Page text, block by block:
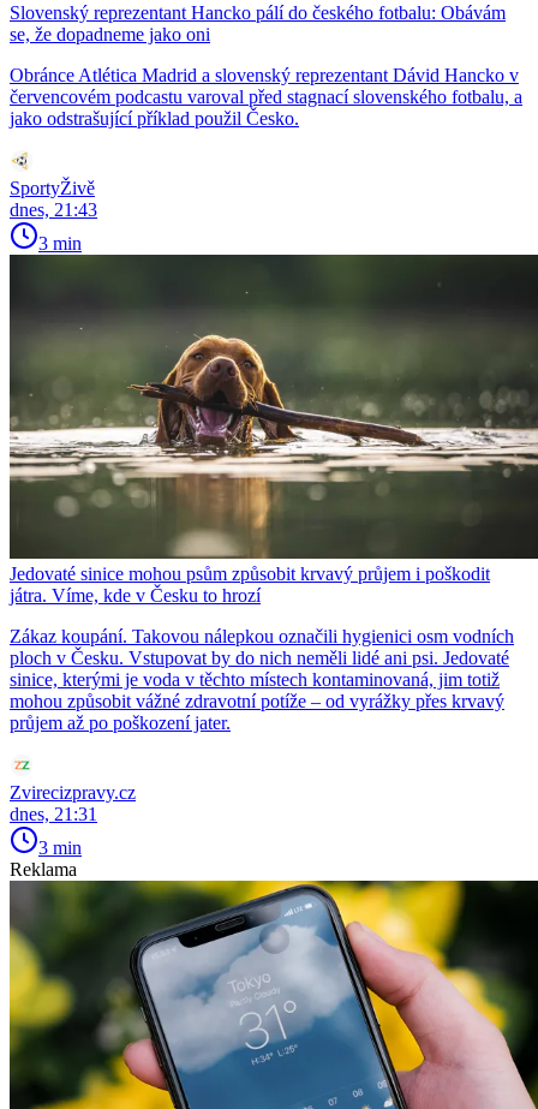
Slovenský reprezentant Hancko pálí do českého fotbalu: Obávám
se, že dopadneme jako oni
Obránce Atlética Madrid a slovenský reprezentant Dávid Hancko v
červencovém podcastu varoval před stagnací slovenského fotbalu, a
jako odstrašující příklad použil Česko.
SportyŽivě
dnes, 21:43
3 min
Jedovaté sinice mohou psům způsobit krvavý průjem i poškodit
játra. Víme, kde v Česku to hrozí
Zákaz koupání. Takovou nálepkou označili hygienici osm vodních
ploch v Česku. Vstupovat by do nich neměli lidé ani psi. Jedovaté
sinice, kterými je voda v těchto místech kontaminovaná, jim totiž
mohou způsobit vážné zdravotní potíže – od vyrážky přes krvavý
průjem až po poškození jater.
Zvirecizpravy.cz
dnes, 21:31
3 min
Reklama